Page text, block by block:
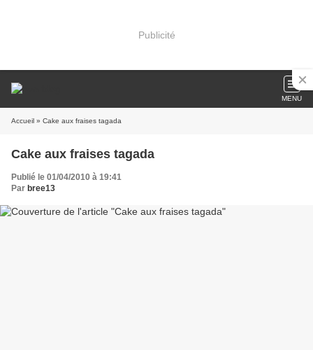
Publicité
MENU
Accueil » Cake aux fraises tagada
Cake aux fraises tagada
Publié le 01/04/2010 à 19:41
Par bree13